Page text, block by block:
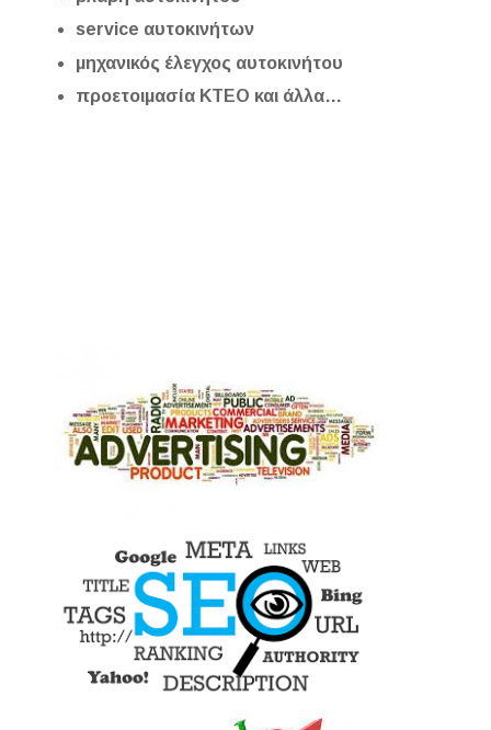
service αυτοκινήτων
μηχανικός έλεγχος αυτοκινήτου
προετοιμασία ΚΤΕΟ και άλλα…